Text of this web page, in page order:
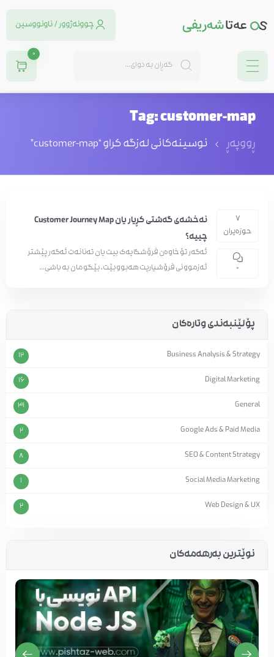
چوونەژوور / ناونووسین
0
Tag: customer-map
ڕووپەڕ نوسینه‌كانی له‌زگه‌ كراو “customer-map”
7
حوزه‌یران
0
نەخشەی گەشتی کڕیار یان Customer Journey Map
چییە؟
ئەگەر تۆ خاوەن فرۆشگایەک بیت یان تەنانەت ئەگەر پێشتر
ئەزموونی فرۆشیاریت هەبووبێت، بێگومان بە باشی...
پۆلێنبەندی وتارەکان
Business Analysis & Strategy
12
Digital Marketing
16
General
31
Google Ads & Paid Media
2
SEO & Content Strategy
8
Social Media Marketing
1
Web Design & UX
2
نوێترین بەرهەمەکان